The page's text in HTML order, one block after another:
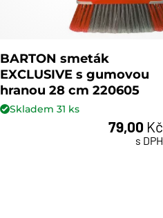
BARTON smeták
EXCLUSIVE s gumovou
hranou 28 cm 220605
Skladem 31 ks
79,00 Kč
s DPH